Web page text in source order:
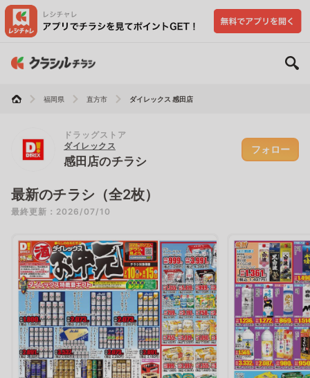
福岡県 直方市 ダイレックス 感田店
ドラッグストア
ダイレックス
感田店のチラシ
フォロー
最新のチラシ（全2枚）
最終更新：2026/07/10